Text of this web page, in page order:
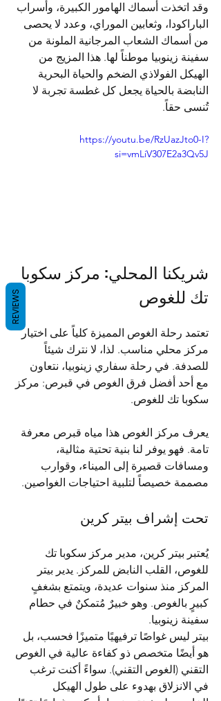
وقد اتخذت أسماك الهامور الكبيرة، وأسراب
الباراكودا، وثعابين الموراي، وعدد لا يحصى
من أسماك الشعاب المرجانية الملونة من
سفينة زينوبيا موطناً لها. هذا المزيج من
الهيكل الفولاذي الضخم والحياة البحرية
النابضة بالحياة يجعل كل غطسة تجربة لا
تُنسى حقاً.
https://youtu.be/RzUazJto0-I?
si=vmLiV307E2a3Qv5J
شريكنا المحلي: مركز سكوبا
تك للغوص
تعتمد رحلة الغوص المميزة كلياً على اختيار
مركز محلي مناسب. لذا، لا نترك شيئاً
للصدفة. في رحلة سفاري زينوبيا، نتعاون
مع أحد أفضل فرق الغوص في قبرص: مركز
سكوبا تك للغوص.
يعرف مركز الغوص هذا مياه قبرص معرفة
تامة. فهو يوفر لنا بنية تحتية مثالية،
ومسافات قصيرة إلى الميناء، وقوارب
مصممة خصيصاً لتلبية احتياجات الغواصين.
تحت إشراف بيتر كرين
يُعتبر بيتر كرين، مدير مركز سكوبا تك
للغوص، القلب النابض للمركز. يدير بيتر
المركز منذ سنوات عديدة، ويتمتع بشغفٍ
كبيرٍ بالغوص. وهو خبيرٌ مُتمكنٌ في حطام
سفينة زينوبيا.
بيتر ليس غواصًا ترفيهيًا متميزًا فحسب، بل
هو أيضًا متخصص ذو كفاءة عالية في الغوص
التقني (الغوص التقني). سواءً أكنت ترغب
في الانزلاق بهدوء على طول الهيكل
REVIEWS